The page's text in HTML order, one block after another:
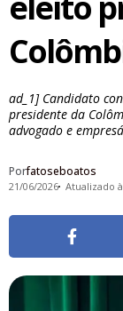
ad_1] Candidato
presidente da
advogado e
Porfatoseboatos
21/06/2026 Atualizado